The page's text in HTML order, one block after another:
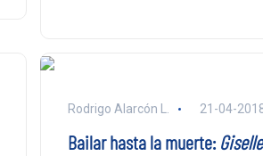
Rodrigo Alarcón L. 21-04-
Bailar hasta la muerte: Giselle